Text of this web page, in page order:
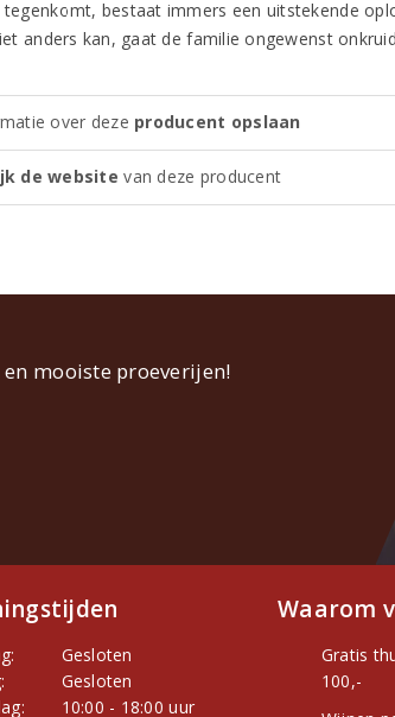
bestaat immers een uitstekende
anders kan, gaat de familie ongewenst
over deze producent opslaan
de website van deze producent
mooiste proeverijen!
Gesloten
Gesloten
10:00 - 18:00 uur
Waarom
Gratis
100,-